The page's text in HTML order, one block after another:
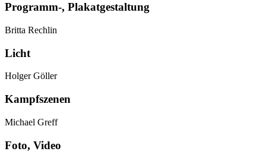
Programm-, Plakatgestaltung
Britta Rechlin
Licht
Holger Göller
Kampfszenen
Michael Greff
Foto, Video